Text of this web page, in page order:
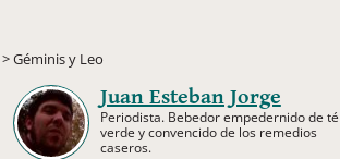
> Géminis y Leo
Juan Esteban Jorge
Periodista. Bebedor empedernido de té
verde y convencido de los remedios
caseros.